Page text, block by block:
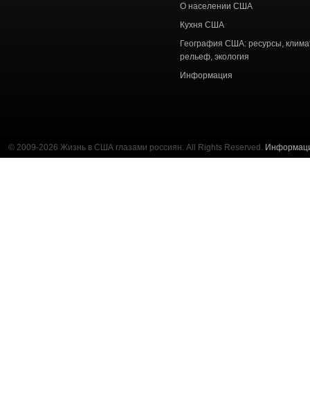
О населении США
Кухня США
География США: ресурсы,
рельеф, экология
Информация
© 2009-2026 Жизнь в США глазами россиян. All Rights Reserved.